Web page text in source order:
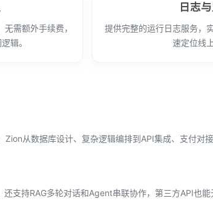
需额外手续费，
辑。
日志
提供完整的运行日志服务，
速定位线
Zion从数据库设计、复杂逻辑编排到API集成、支付对
支持RAG多轮对话和Agent串联协作，第三方API也